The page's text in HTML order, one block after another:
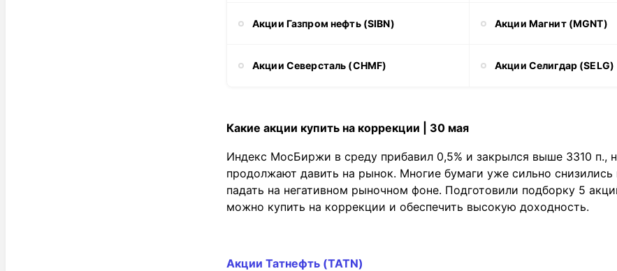
Акции Газпром нефть (SIBN) Акции Магнит (MGNT)
Акции Северсталь (CHMF) Акции Селигдар (SELG)
Какие акции купить на коррекции | 30 мая
Индекс МосБиржи в среду прибавил 0,5% и закрылся выше 3310 п.,
продолжают давить на рынок. Многие бумаги уже сильно
падать на негативном рыночном фоне. Подготовили подборку 5
можно купить на коррекции и обеспечить высокую доходность.
Акции Татнефть (TATN)